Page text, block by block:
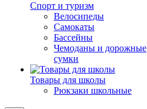
Спорт и туризм
Велосипеды
Самокаты
Бассейны
Чемоданы и дорожные
сумки
Товары для школы
Рюкзаки школьные